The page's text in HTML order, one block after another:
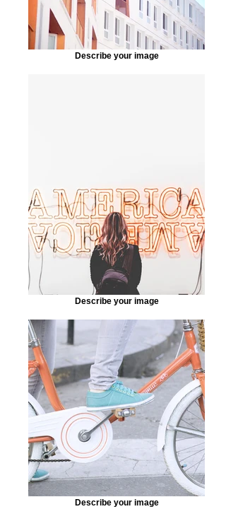
Describe your image
Describe your image
Describe your image